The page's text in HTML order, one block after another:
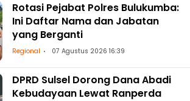
Rotasi Pejabat Polres Bulukumba:
Ini Daftar Nama dan Jabatan
yang Berganti
Regional 07 Agustus 2026 16:39
DPRD Sulsel Dorong Dana Abadi
Kebudayaan Lewat Ranperda